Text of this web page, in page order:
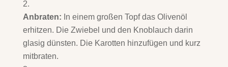
Anbraten: In einem großen Topf das Olivenöl
erhitzen. Die Zwiebel und den Knoblauch darin
glasig dünsten. Die Karotten hinzufügen und kurz
mitbraten.